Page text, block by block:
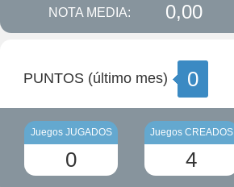
NOTA MEDIA: 0,00
PUNTOS (último mes) 0
Juegos JUGADOS
0
Juegos CREADOS
4